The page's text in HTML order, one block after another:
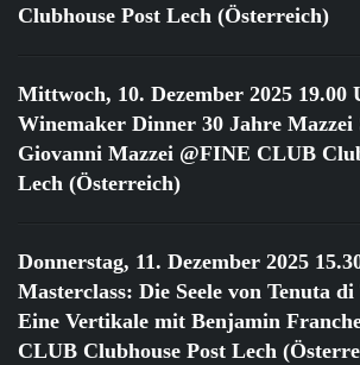
Clubhouse Post Lech (Österreich)
Mittwoch, 10. Dezember 2025 19.00
Winemaker Dinner 30 Jahre Mazzei
Giovanni Mazzei @FINE CLUB
Lech (Österreich)
Donnerstag, 11. Dezember 2025
Masterclass: Die Seele von Tenuta
Eine Vertikale mit Benjamin
CLUB Clubhouse Post Lech